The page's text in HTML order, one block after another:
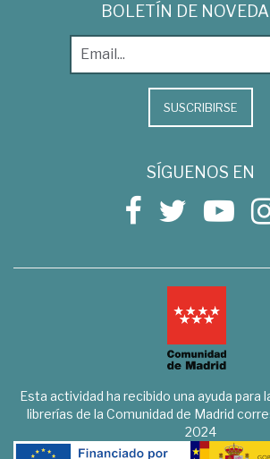
BOLETÍN DE
SUSCRIBIRSE
SÍGUENOS EN
Esta actividad ha recibido una ayuda para
librerías de la Comunidad de Madrid
2024